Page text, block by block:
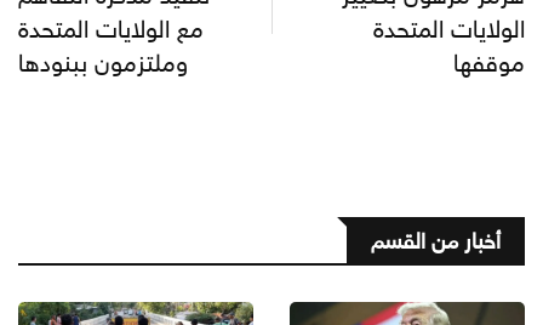
الولايات المتحدة
موقفها
مع الولايات المتحدة
وملتزمون ببنودها
أخبار من القسم